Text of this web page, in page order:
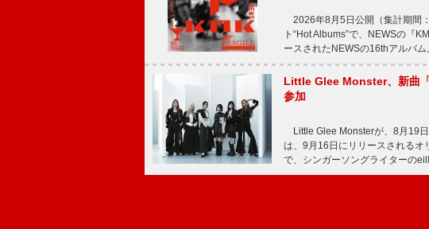
2026年8月5日公開（集計期間
ト“Hot Albums”で、NEWSの『
ースされたNEWSの16thアルバ
Little Glee Monster、新曲
参加
Little Glee Monsterが、8月19
は、9月16日にリリースされるオ
で、シンガーソングライターの